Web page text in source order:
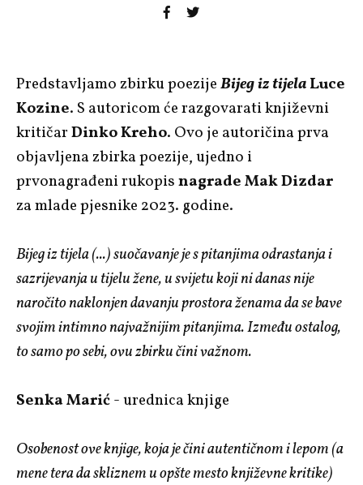
Predstavljamo zbirku poezijeBijeg iz tijelaLuce
Kozine. S autoricom će razgovarati književni
kritičarDinko Kreho. Ovo je autoričina prva
objavljena zbirka poezije, ujedno i
prvonagrađeni rukopisnagrade Mak Dizdar
za mlade pjesnike 2023. godine.
Bijeg iz tijela (...) suočavanje je s pitanjima odrastanja i
sazrijevanja u tijelu žene, u svijetu koji ni danas nije
naročito naklonjen davanju prostora ženama da se bave
svojim intimno najvažnijim pitanjima. Između ostalog,
to samo po sebi, ovu zbirku čini važnom.
Senka Marić- urednica knjige
Osobenost ove knjige, koja je čini autentičnom i lepom (a
mene tera da skliznem u opšte mesto književne kritike)